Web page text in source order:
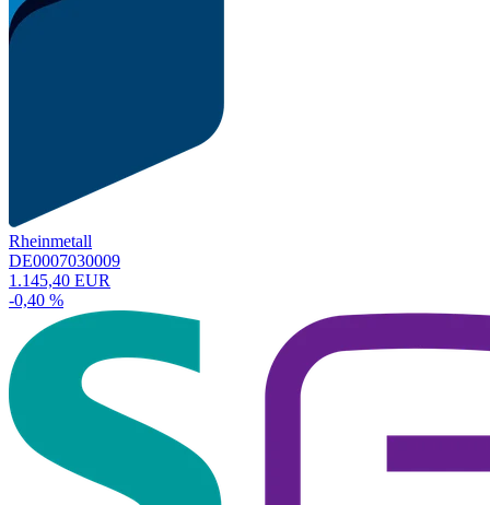
Rheinmetall
DE0007030009
1.145,40 EUR
-0,40 %